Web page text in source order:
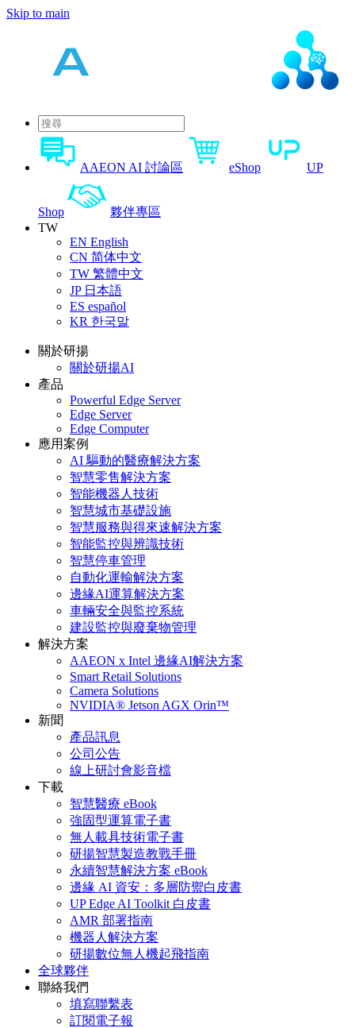
Skip to main
AAEON AI 討論區 eShop UP
Shop
夥伴專區
TW
EN English
CN 简体中文
TW 繁體中文
JP 日本語
ES español
KR 한국말
關於研揚
關於研揚AI
產品
Powerful Edge Server
Edge Server
Edge Computer
應用案例
AI 驅動的醫療解決方案
智慧零售解決方案
智能機器人技術
智慧城市基礎設施
智慧服務與得來速解決方案
智能監控與辨識技術
智慧停車管理
自動化運輸解決方案
邊緣AI運算解決方案
車輛安全與監控系統
建設監控與廢棄物管理
解決方案
AAEON x Intel 邊緣AI解決方案
Smart Retail Solutions
Camera Solutions
NVIDIA® Jetson AGX Orin™
新聞
產品訊息
公司公告
線上研討會影音檔
下載
智慧醫療 eBook
強固型運算電子書
無人載具技術電子書
研揚智慧製造教戰手冊
永續智慧解決方案 eBook
邊緣 AI 資安：多層防禦白皮書
UP Edge AI Toolkit 白皮書
AMR 部署指南
機器人解決方案
研揚數位無人機起飛指南
全球夥伴
聯絡我們
填寫聯繫表
訂閱電子報